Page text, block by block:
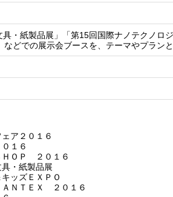
具・紙製品展」「第15回国際ナノテクノ
などでの展示会ブースを、テーマやプラン
ア２０１６
１６
ＨＯＰ ２０１６
・紙製品展
ッズＥＸＰＯ
ＡＮＴＥＸ ２０１６